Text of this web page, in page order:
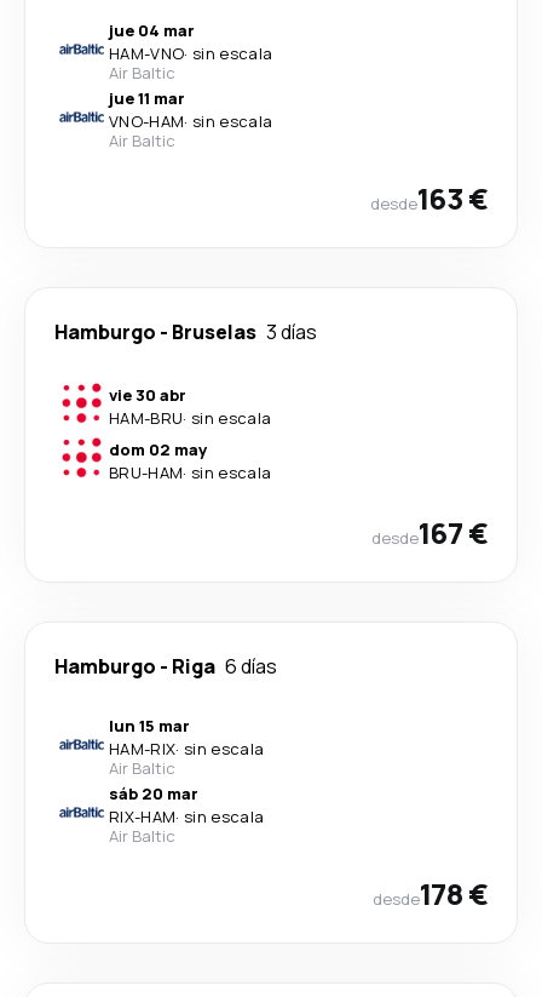
jue 04 mar
HAM-VNO· sin escala
Air Baltic
jue 11 mar
VNO-HAM· sin escala
Air Baltic
desde163 €
Hamburgo - Bruselas 3 días
vie 30 abr
HAM-BRU· sin escala
dom 02 may
BRU-HAM· sin escala
desde167 €
Hamburgo - Riga 6 días
lun 15 mar
HAM-RIX· sin escala
Air Baltic
sáb 20 mar
RIX-HAM· sin escala
Air Baltic
desde178 €